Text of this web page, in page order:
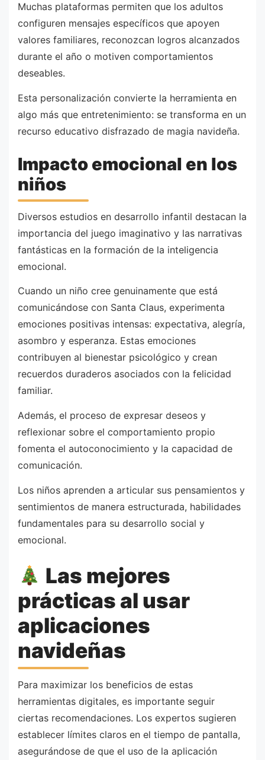
Muchas plataformas permiten que los adultos
configuren mensajes específicos que apoyen
valores familiares, reconozcan logros alcanzados
durante el año o motiven comportamientos
deseables.
Esta personalización convierte la herramienta en
algo más que entretenimiento: se transforma en un
recurso educativo disfrazado de magia navideña.
Impacto emocional en los
niños
Diversos estudios en desarrollo infantil destacan la
importancia del juego imaginativo y las narrativas
fantásticas en la formación de la inteligencia
emocional.
Cuando un niño cree genuinamente que está
comunicándose con Santa Claus, experimenta
emociones positivas intensas: expectativa, alegría,
asombro y esperanza. Estas emociones
contribuyen al bienestar psicológico y crean
recuerdos duraderos asociados con la felicidad
familiar.
Además, el proceso de expresar deseos y
reflexionar sobre el comportamiento propio
fomenta el autoconocimiento y la capacidad de
comunicación.
Los niños aprenden a articular sus pensamientos y
sentimientos de manera estructurada, habilidades
fundamentales para su desarrollo social y
emocional.
Las mejores
prácticas al usar
aplicaciones
navideñas
Para maximizar los beneficios de estas
herramientas digitales, es importante seguir
ciertas recomendaciones. Los expertos sugieren
establecer límites claros en el tiempo de pantalla,
asegurándose de que el uso de la aplicación